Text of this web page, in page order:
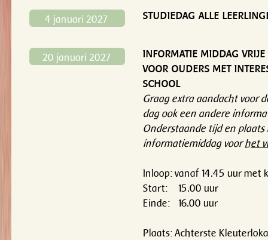
4 januari 2027 STUDIEDAG ALLE
20 januari 2027
INFORMATIE MIDDAG
VOOR OUDERS MET
SCHOOL
Graag extra aandacht voor
dag ook een andere
Onderstaande tijd en
informatiemiddag voorhet
Inloop: vanaf 14.45 uur met
Start: 15.00 uur
Einde: 16.00 uur
Plaats: Achterste